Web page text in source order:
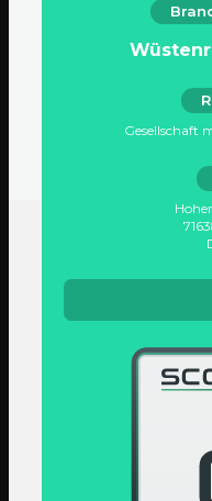
Gesellschaft